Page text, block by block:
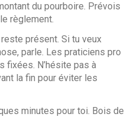
du pourboire. Prévois
règlement.
présent. Si tu veux
parle. Les praticiens pro
fixées. N’hésite pas à
la fin pour éviter les
minutes pour toi. Bois de